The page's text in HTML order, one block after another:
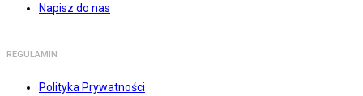
Napisz do nas
REGULAMIN
Polityka Prywatności